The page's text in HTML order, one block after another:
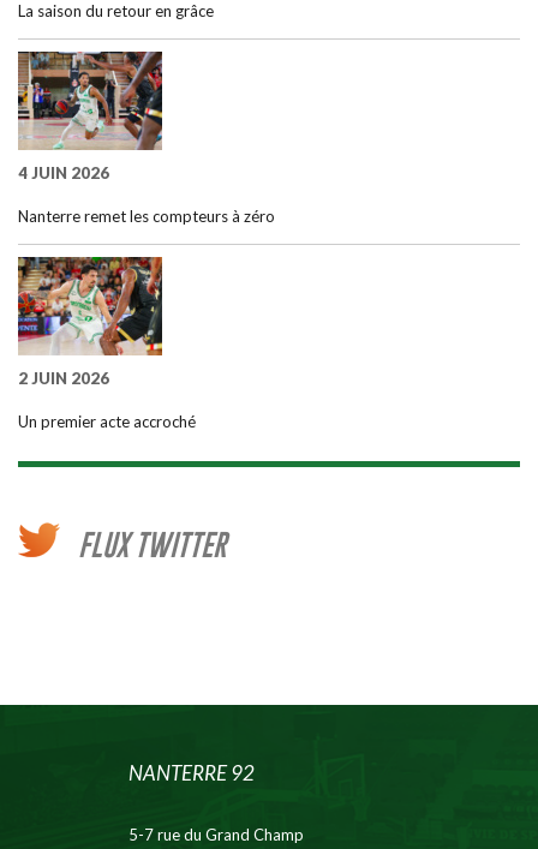
La saison du retour en grâce
4 JUIN 2026
Nanterre remet les compteurs à zéro
2 JUIN 2026
Un premier acte accroché
FLUX TWITTER
NANTERRE 92
5-7 rue du Grand Champ